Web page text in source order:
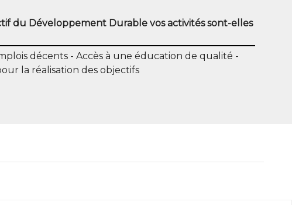
du Développement Durable vos activités sont-elles
décents
Accès à une éducation de qualité
la réalisation des objectifs